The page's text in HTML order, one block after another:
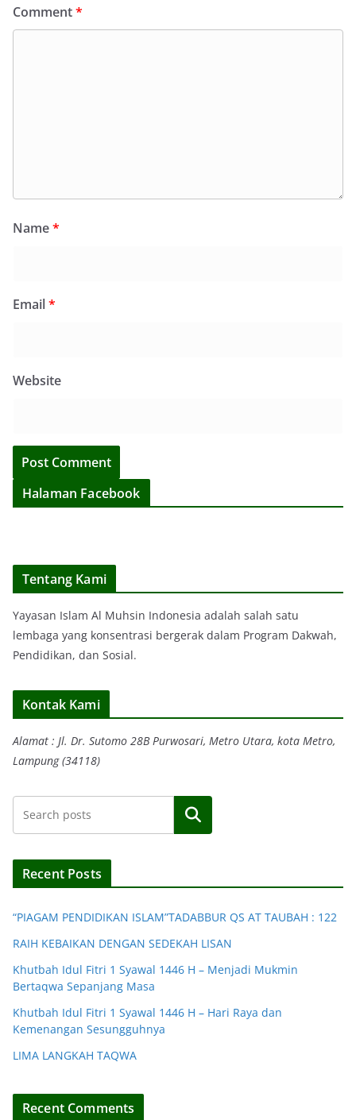
Comment*
Name*
Email*
Website
Halaman Facebook
Tentang Kami
Yayasan Islam Al Muhsin Indonesia adalah salah satu
lembaga yang konsentrasi bergerak dalam Program Dakwah,
Pendidikan, dan Sosial.
Kontak Kami
Alamat : Jl. Dr. Sutomo 28B Purwosari, Metro Utara, kota Metro,
Lampung (34118)
Search
Recent Posts
“PIAGAM PENDIDIKAN ISLAM”TADABBUR QS AT TAUBAH : 122
RAIH KEBAIKAN DENGAN SEDEKAH LISAN
Khutbah Idul Fitri 1 Syawal 1446 H – Menjadi Mukmin
Bertaqwa Sepanjang Masa
Khutbah Idul Fitri 1 Syawal 1446 H – Hari Raya dan
Kemenangan Sesungguhnya
LIMA LANGKAH TAQWA
Recent Comments